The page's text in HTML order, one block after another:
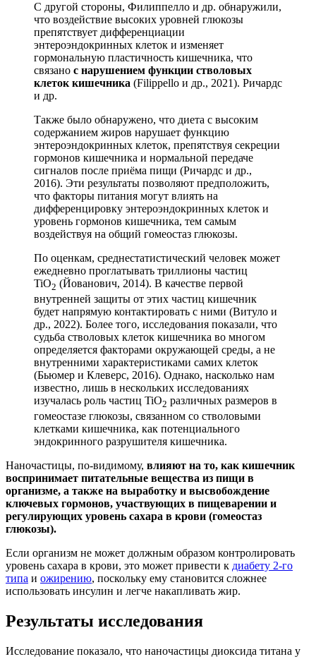
С другой стороны, Филиппелло и др. обнаружили,
что воздействие высоких уровней глюкозы
препятствует дифференциации
энтероэндокринных клеток и изменяет
гормональную пластичность кишечника, что
связано с нарушением функции стволовых
клеток кишечника (Filippello и др., 2021). Ричардс
и др.
Также было обнаружено, что диета с высоким
содержанием жиров нарушает функцию
энтероэндокринных клеток, препятствуя секреции
гормонов кишечника и нормальной передаче
сигналов после приёма пищи (Ричардс и др.,
2016). Эти результаты позволяют предположить,
что факторы питания могут влиять на
дифференцировку энтероэндокринных клеток и
уровень гормонов кишечника, тем самым
воздействуя на общий гомеостаз глюкозы.
По оценкам, среднестатистический человек может
ежедневно проглатывать триллионы частиц
TiO2 (Йованович, 2014). В качестве первой
внутренней защиты от этих частиц кишечник
будет напрямую контактировать с ними (Витуло и
др., 2022). Более того, исследования показали, что
судьба стволовых клеток кишечника во многом
определяется факторами окружающей среды, а не
внутренними характеристиками самих клеток
(Бьюмер и Клеверс, 2016). Однако, насколько нам
известно, лишь в нескольких исследованиях
изучалась роль частиц TiO2 различных размеров в
гомеостазе глюкозы, связанном со стволовыми
клетками кишечника, как потенциального
эндокринного разрушителя кишечника.
Наночастицы, по-видимому, влияют на то, как кишечник
воспринимает питательные вещества из пищи в
организме, а также на выработку и высвобождение
ключевых гормонов, участвующих в пищеварении и
регулирующих уровень сахара в крови (гомеостаз
глюкозы).
Если организм не может должным образом контролировать
уровень сахара в крови, это может привести к диабету 2-го
типа и ожирению, поскольку ему становится сложнее
использовать инсулин и легче накапливать жир.
Результаты исследования
Исследование показало, что наночастицы диоксида титана у